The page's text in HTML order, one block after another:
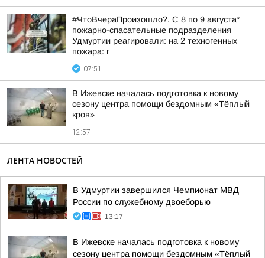
#ЧтоВчераПроизошло?. С 8 по 9 августа*
пожарно-спасательные подразделения
Удмуртии реагировали: на 2 техногенных
пожара: г
07:51
В Ижевске началась подготовка к новому
сезону центра помощи бездомным «Тёплый
кров»
12:57
ЛЕНТА НОВОСТЕЙ
В Удмуртии завершился Чемпионат МВД
России по служебному двоеборью
13:17
В Ижевске началась подготовка к новому
сезону центра помощи бездомным «Тёплый